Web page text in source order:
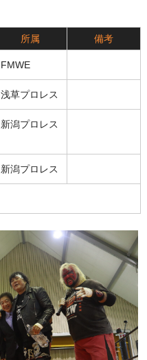
所属 備考
FMWE
浅草プロレス
新潟プロレス
新潟プロレス